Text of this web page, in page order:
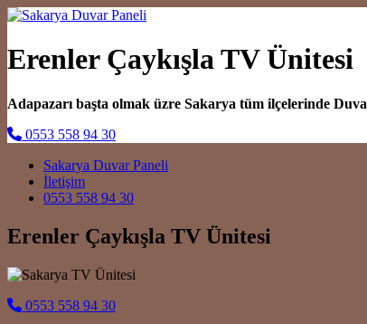
Erenler Çaykışla TV Ünitesi
Adapazarı başta olmak üzre Sakarya tüm ilçelerinde
0553 558 94 30
Main Navigation
Sakarya Duvar Paneli
İletişim
0553 558 94 30
Erenler Çaykışla TV Ünitesi
0553 558 94 30